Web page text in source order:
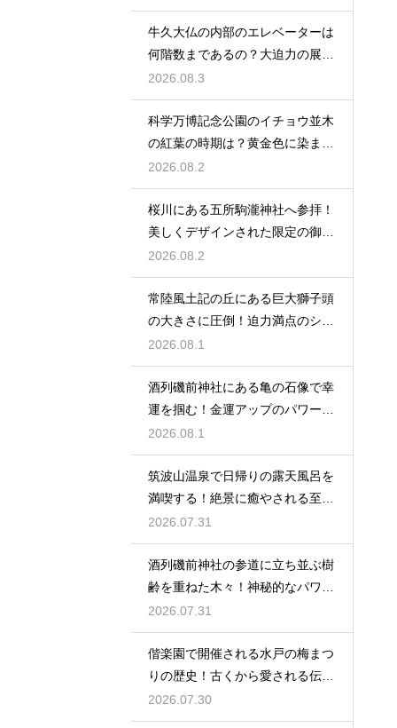
牛久大仏の内部のエレベーターは
何階数まであるの？大迫力の展望
を満喫
2026.08.3
科学万博記念公園のイチョウ並木
の紅葉の時期は？黄金色に染まる
秋の絶景
2026.08.2
桜川にある五所駒瀧神社へ参拝！
美しくデザインされた限定の御朱
印の魅力
2026.08.2
常陸風土記の丘にある巨大獅子頭
の大きさに圧倒！迫力満点のシン
ボル
2026.08.1
酒列磯前神社にある亀の石像で幸
運を掴む！金運アップのパワース
ポット
2026.08.1
筑波山温泉で日帰りの露天風呂を
満喫する！絶景に癒やされる至福
の時間
2026.07.31
酒列磯前神社の参道に立ち並ぶ樹
齢を重ねた木々！神秘的なパワー
を満喫
2026.07.31
偕楽園で開催される水戸の梅まつ
りの歴史！古くから愛される伝統
の由来
2026.07.30